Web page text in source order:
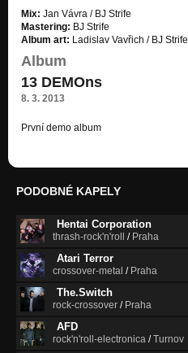
Mix: Jan Vávra / BJ Strife
Mastering: BJ Strife
Album art: Ladislav Vavřich / BJ Strife
Album
13 DEMOns
8. 3. 2013
První demo album
PODOBNÉ KAPELY
Hentai Corporation
thrash-rock'n'roll / Praha
Atari Terror
crossover-metal / Praha
The.Switch
rock-crossover / Praha
AFD
rock'n'roll-electronica /Turnov